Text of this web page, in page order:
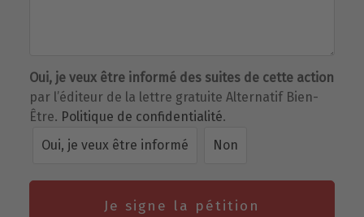
Oui, je veux être informé des suites de cette action
par l’éditeur de la lettre gratuite Alternatif Bien-
Être. Politique de confidentialité.
Oui, je veux être informé
Non
Je signe la pétition